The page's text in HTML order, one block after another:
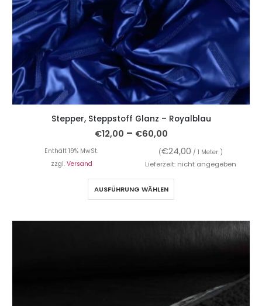
Stepper, Steppstoff Glanz – Royalblau
€12,00 – €60,00
Enthält 19% MwSt. (€24,00 / 1 Meter )
zzgl. Versand Lieferzeit: nicht angegeben
AUSFÜHRUNG WÄHLEN